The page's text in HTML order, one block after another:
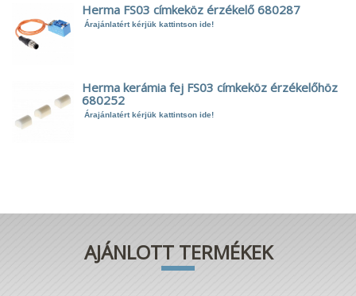
Herma FS03 címkeköz érzékelő 680287
Árajánlatért kérjük kattintson ide!
Herma kerámia fej FS03 címkeköz érzékelőhöz
680252
Árajánlatért kérjük kattintson ide!
AJÁNLOTT TERMÉKEK